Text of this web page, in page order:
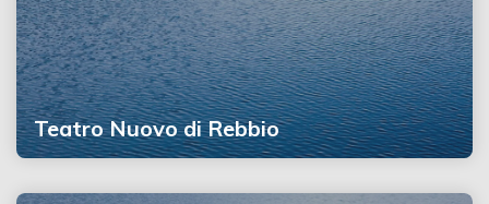
Teatro Nuovo di Rebbio